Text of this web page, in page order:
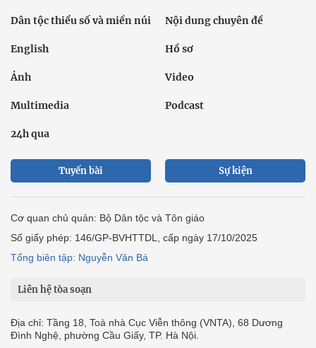
Dân tộc thiểu số và miền núi Nội dung chuyên đề
English Hồ sơ
Ảnh Video
Multimedia Podcast
24h qua
Tuyến bài Sự kiện
Cơ quan chủ quản: Bộ Dân tộc và Tôn giáo
Số giấy phép: 146/GP-BVHTTDL, cấp ngày 17/10/2025
Tổng biên tập: Nguyễn Văn Bá
Liên hệ tòa soạn
Địa chỉ: Tầng 18, Toà nhà Cục Viễn thông (VNTA), 68 Dương
Đình Nghệ, phường Cầu Giấy, TP. Hà Nội.